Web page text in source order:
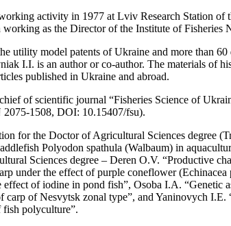
activity in 1977 at Lviv Research Station of
working as the Director of the Institute of Fisheries
utility model patents of Ukraine and more than
I.I. is an author or co-author. The materials of
published in Ukraine and abroad.
of scientific journal “Fisheries Science of
1508, DOI: 10.15407/fsu).
for the Doctor of Agricultural Sciences degree
Polyodon spathula (Walbaum) in
Sciences degree – Deren O.V. “Productive
under the effect of purple coneflower
of iodine in pond fish”, Osoba I.A. “Genetic
carp of Nesvytsk zonal type”, and Yaninovych I.E.
polyculture”.